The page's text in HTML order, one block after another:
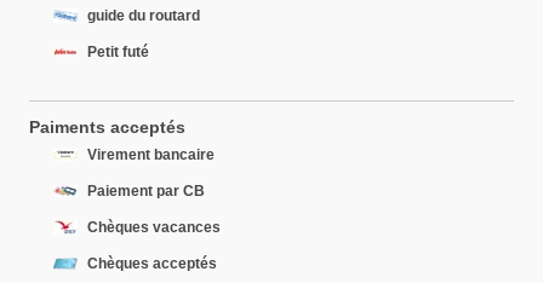
guide du routard
Petit futé
Paiments acceptés
Virement bancaire
Paiement par CB
Chèques vacances
Chèques acceptés